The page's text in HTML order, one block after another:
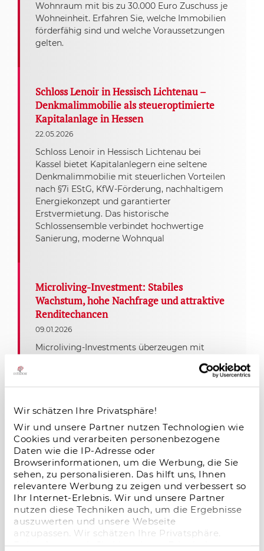
Wir schätzen Ihre Privatsphäre!
Wir und unsere Partner nutzen Technologien wie
Cookies und verarbeiten personenbezogene
Daten wie die IP-Adresse oder
Browserinformationen, um die Werbung, die Sie
sehen, zu personalisieren. Das hilft uns, Ihnen
relevantere Werbung zu zeigen und verbessert so
Ihr Internet-Erlebnis. Wir und unsere Partner
nutzen diese Techniken auch, um die Ergebnisse
auszuwerten und unsere Webseite
anzupassen. Wir schätzen Ihre Privatsphäre.
Daher fragen wir Sie hiermit um Erlaubnis zum
Wohnraum mit bis zu 30.000 Euro Zuschuss je
Wohneinheit. Erfahren Sie, welche Immobilien
förderfähig sind und welche Voraussetzungen
gelten.
Schloss Lenoir in Hessisch Lichtenau –
Denkmalimmobilie als steueroptimierte
Kapitalanlage in Hessen
22.05.2026
Schloss Lenoir in Hessisch Lichtenau bei
Kassel bietet Kapitalanlegern eine seltene
Denkmalimmobilie mit steuerlichen Vorteilen
nach §7i EStG, KfW-Förderung, nachhaltigem
Energiekonzept und garantierter
Erstvermietung. Das historische
Schlossensemble verbindet hochwertige
Sanierung, moderne Wohnqual
Microliving-Investment: Stabiles
Wachstum, hohe Nachfrage und attraktive
Renditechancen
09.01.2026
Microliving-Investments überzeugen mit
zukunftsstarkes Segment im deutschen
Salzgitter im Wandel – neue Dynamik
durch Logistik und Industrie
18.11.2025
Salzgitter erlebt einen starken wirtschaftlichen
Aufschwung: Neue Logistik- und
Industrieprojekte, zentrale Lage und moderne
Infrastruktur schaffen Arbeitsplätze und